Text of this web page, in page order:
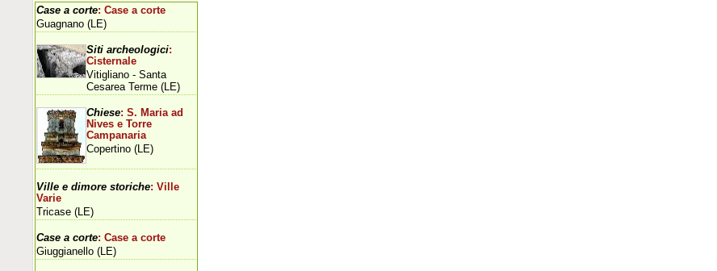
Case a corte: Case a corte
Guagnano (LE)
Siti archeologici:
Cisternale
Vitigliano - Santa
Cesarea Terme (LE)
Chiese: S. Maria ad
Nives e Torre
Campanaria
Copertino (LE)
Ville e dimore storiche: Ville
Varie
Tricase (LE)
Case a corte: Case a corte
Giuggianello (LE)